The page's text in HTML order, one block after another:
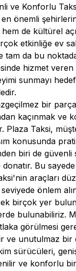
ve Konforlu
önemli
de kültürel
etkinliğe ev
tam da bu
hizmet
sunmayı
bir
kaçınmak
Taksi,
konusunda
biri de
Bu
araçları
önlem
birçok yer
bulunabiliriz.
görülmesi
ve unutulmaz bir
sürücüleri,
ve konforlu